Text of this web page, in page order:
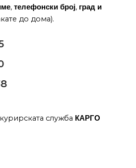
, телефонски број, град и
до дома).
служба КАРГО